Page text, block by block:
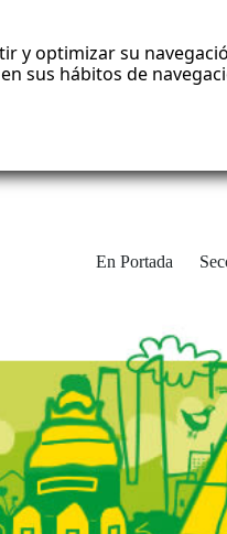
y optimizar su
sus hábitos de
En Portada